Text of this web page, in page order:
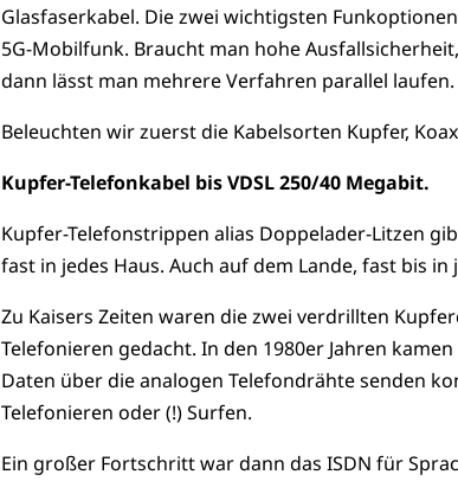
Glasfaserkabel. Die zwei wichtigsten
5G-Mobilfunk. Braucht man hohe
dann lässt man mehrere Verfahren parallel laufen.
Beleuchten wir zuerst die Kabelsorten Kupfer,
Kupfer-Telefonkabel bis VDSL 250/40 Megabit.
Kupfer-Telefonstrippen alias Doppelader-Litzen
fast in jedes Haus. Auch auf dem Lande, fast bis in
Zu Kaisers Zeiten waren die zwei verdrillten
Telefonieren gedacht. In den 1980er Jahren
Daten über die analogen Telefondrähte senden
Telefonieren oder (!) Surfen.
Ein großer Fortschritt war dann das ISDN für